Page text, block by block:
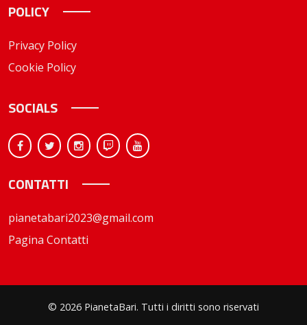
POLICY
Privacy Policy
Cookie Policy
SOCIALS
CONTATTI
pianetabari2023@gmail.com
Pagina Contatti
© 2026 PianetaBari. Tutti i diritti sono riservati